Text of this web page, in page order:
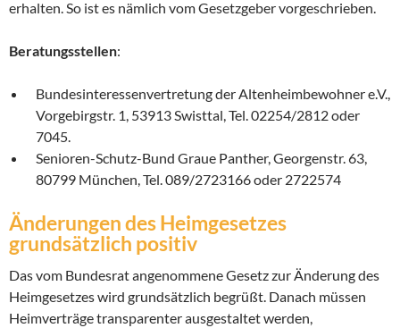
erhalten. So ist es nämlich vom Gesetzgeber vorgeschrieben.
Beratungsstellen:
Bundesinteressenvertretung der Altenheimbewohner e.V.,
Vorgebirgstr. 1, 53913 Swisttal, Tel. 02254/2812 oder
7045.
Senioren-Schutz-Bund Graue Panther, Georgenstr. 63,
80799 München, Tel. 089/2723166 oder 2722574
Änderungen des Heimgesetzes
grundsätzlich positiv
Das vom Bundesrat angenommene Gesetz zur Änderung des
Heimgesetzes wird grundsätzlich begrüßt. Danach müssen
Heimverträge transparenter ausgestaltet werden,